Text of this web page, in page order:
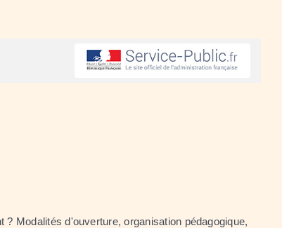
Modalités d'ouverture, organisation pédagogique,